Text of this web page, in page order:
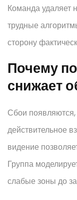
Команда удаляет
трудные
сторону
Почему
снижает
Сбои появляются,
действительное
видение
Группа
слабые зоны до